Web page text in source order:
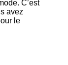
C’est
avez
le